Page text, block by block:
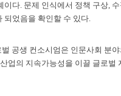
이다. 문제 인식에서 정책 구상,
되었음을 확인할 수 있다.
벌 공생 컨소시엄은 인문사회 분
업의 지속가능성을 이끌 글로